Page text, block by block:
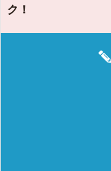
ク！